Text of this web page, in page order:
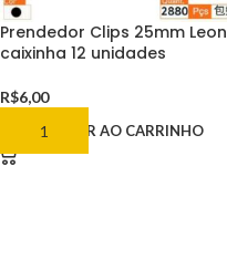
Prendedor Clips 25mm Leon
caixinha 12 unidades
R$6,00
ADICIONAR AO CARRINHO